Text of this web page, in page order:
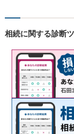
相続に関する診断